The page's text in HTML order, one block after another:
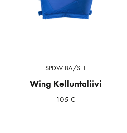
SPDW-BA/S-1
Wing Kelluntaliivi
105€